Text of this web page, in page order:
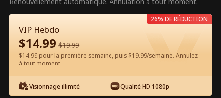
Regarder gratuitement sur l'App
VIP Hebdo
$14.99 $19.99
$14.99 pour la première semaine, puis $19.99/semaine. Annulez
à tout moment.
Visionnage illimité Qualité HD 1080p
26% DE RÉDUCTION